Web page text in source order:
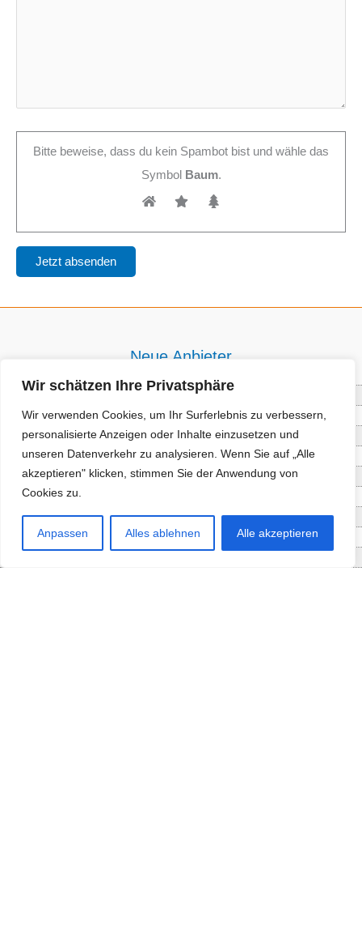
Wir schätzen Ihre Privatsphäre
Wir verwenden Cookies, um Ihr Surferlebnis zu verbessern,
personalisierte Anzeigen oder Inhalte einzusetzen und
unseren Datenverkehr zu analysieren. Wenn Sie auf „Alle
akzeptieren" klicken, stimmen Sie der Anwendung von
Cookies zu.
Anpassen Alles ablehnen Alle akzeptieren
Bitte beweise, dass du kein Spambot bist und wähle das
Symbol
Baum.
Neue Anbieter
Baum- und Bienenpflege Thullner
Enne Energieberatung
Impact Hub Traunstein GmbH
Getränke Wierer Abholmarkt
Höhenberger Biokiste GmbH
EnergieSPARberatung Chiemgau
Checkers Jungle Hut